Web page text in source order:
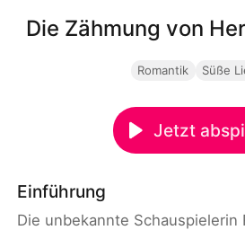
Die Zähmung von
Romantik Süße
Jetzt
Einführung
Die unbekannte Schauspielerin